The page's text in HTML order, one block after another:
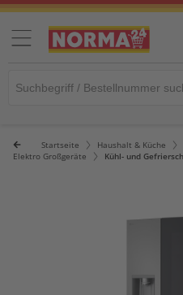
Startseite Haushalt & Küche
Elektro Großgeräte
Kühl- und